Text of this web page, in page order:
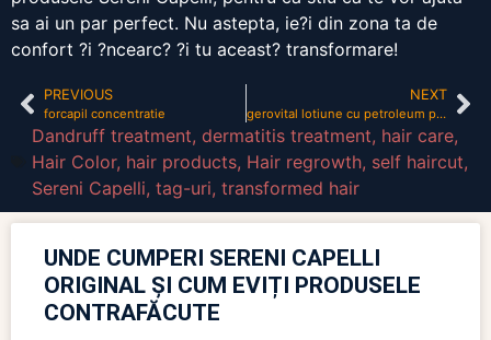
sa ai un par perfect. Nu astepta, ie?i din zona ta de
confort ?i ?ncearc? ?i tu aceast? transformare!
PREVIOUS
forcapil concentratie
NEXT
gerovital lotiune cu petroleum pareri
Dandruff treatment, dermatitis treatment, hair care,
Hair Color, hair products, Hair regrowth, self haircut,
Sereni Capelli, tag-uri, transformed hair
UNDE CUMPERI SERENI CAPELLI
ORIGINAL ȘI CUM EVIȚI PRODUSELE
CONTRAFĂCUTE